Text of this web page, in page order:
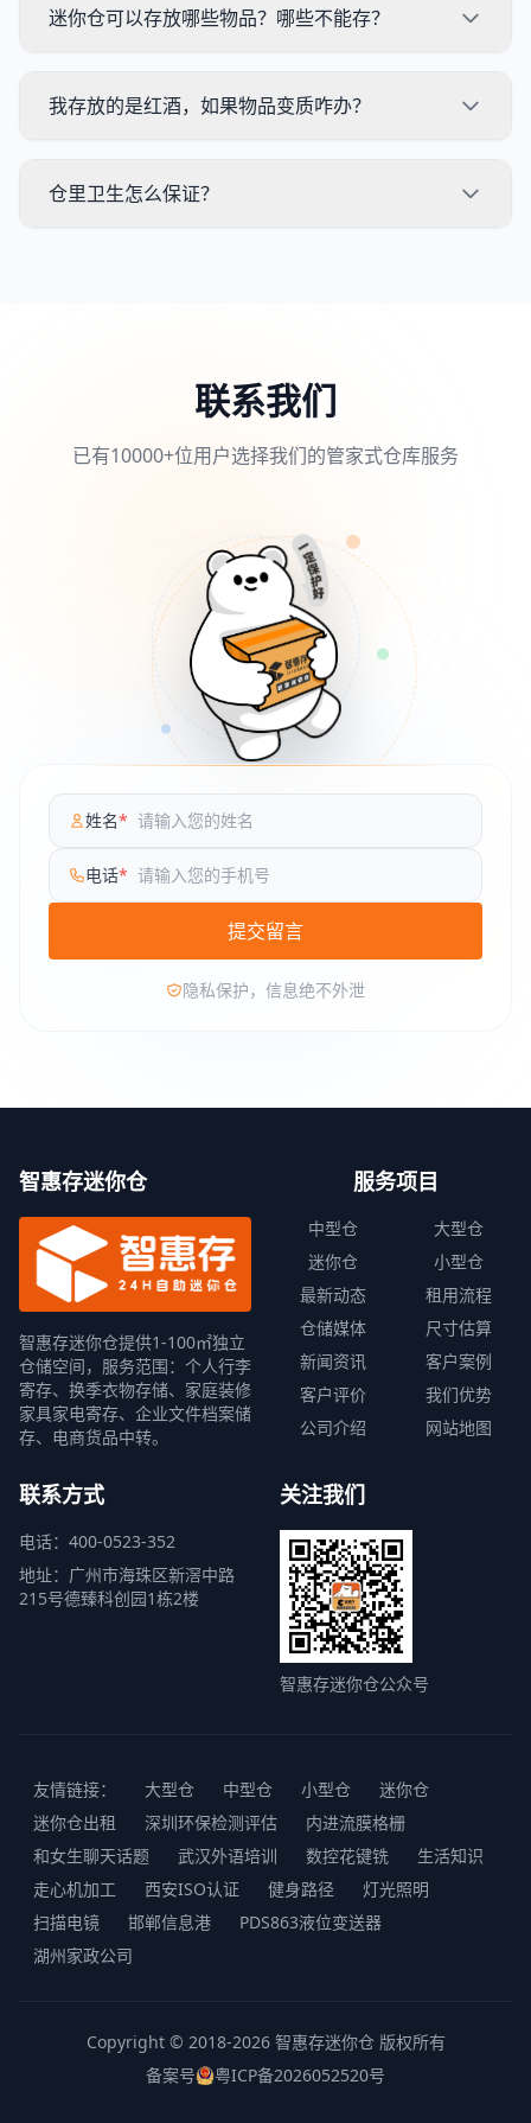
迷你仓可以存放哪些物品？哪些不能存？
我存放的是红酒，如果物品变质咋办？
仓里卫生怎么保证？
联系我们
已有10000+位用户选择我们的管家式仓库服务
姓名*
电话*
提交留言
隐私保护，信息绝不外泄
智惠存迷你仓
智惠存迷你仓提供1-100㎡独立
仓储空间，服务范围：个人行李
寄存、换季衣物存储、家庭装修
家具家电寄存、企业文件档案储
存、电商货品中转。
服务项目
中型仓
大型仓
迷你仓
小型仓
最新动态
租用流程
仓储媒体
尺寸估算
新闻资讯
客户案例
客户评价
我们优势
公司介绍
网站地图
联系方式
电话：400-0523-352
地址：广州市海珠区新滘中路
215号德臻科创园1栋2楼
关注我们
智惠存迷你仓公众号
友情链接： 大型仓 中型仓 小型仓
迷你仓
迷你仓出租
深圳环保检测评估
内进流膜格栅
和女生聊天话题
武汉外语培训 数控花键铣
生活知识
走心机加工
西安ISO认证 健身路径
灯光照明
扫描电镜
邯郸信息港
PDS863液位变送器
湖州家政公司
Copyright © 2018-2026 智惠存迷你仓 版权所有
备案号
粤ICP备2026052520号